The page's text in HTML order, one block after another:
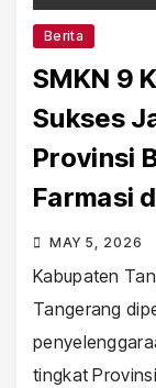
Berita
SMKN 9
Sukses
Provinsi
Farmasi
MAY 5, 2026
Kabupaten
Tangerang
tingkat